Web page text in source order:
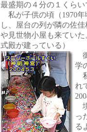
最盛期の４分の１くら
私が子供の頃（1970
し、屋台の列が隣の佐
や見世物小屋も来てい
式殿が建っている）
学
れ
っ
る